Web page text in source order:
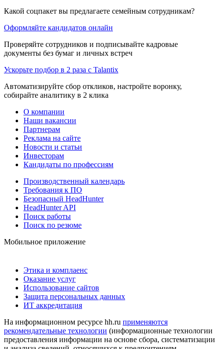
Какой соцпакет вы предлагаете семейным сотрудникам?
Оформляйте кандидатов онлайн
Проверяйте сотрудников и подписывайте кадровые
документы без бумаг и личных встреч
Ускорьте подбор в 2 раза с Talantix
Автоматизируйте сбор откликов, настройте воронку,
собирайте аналитику в 2 клика
О компании
Наши вакансии
Партнерам
Реклама на сайте
Новости и статьи
Инвесторам
Кандидаты по профессиям
Производственный календарь
Требования к ПО
Безопасный HeadHunter
HeadHunter API
Поиск работы
Поиск по резюме
Мобильное приложение
Этика и комплаенс
Оказание услуг
Использование сайтов
Защита персональных данных
ИТ аккредитация
На информационном ресурсе hh.ru применяются
рекомендательные технологии (информационные технологии
предоставления информации на основе сбора, систематизации